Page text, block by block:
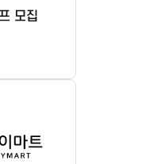
원 모집합니다.(초보가능)
트업무 지원 및 농산파트
게소 편의점 판매사원모집
모집